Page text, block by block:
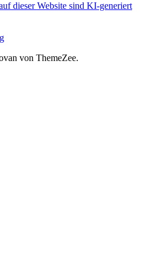
dieser Website sind KI-generiert
von ThemeZee.